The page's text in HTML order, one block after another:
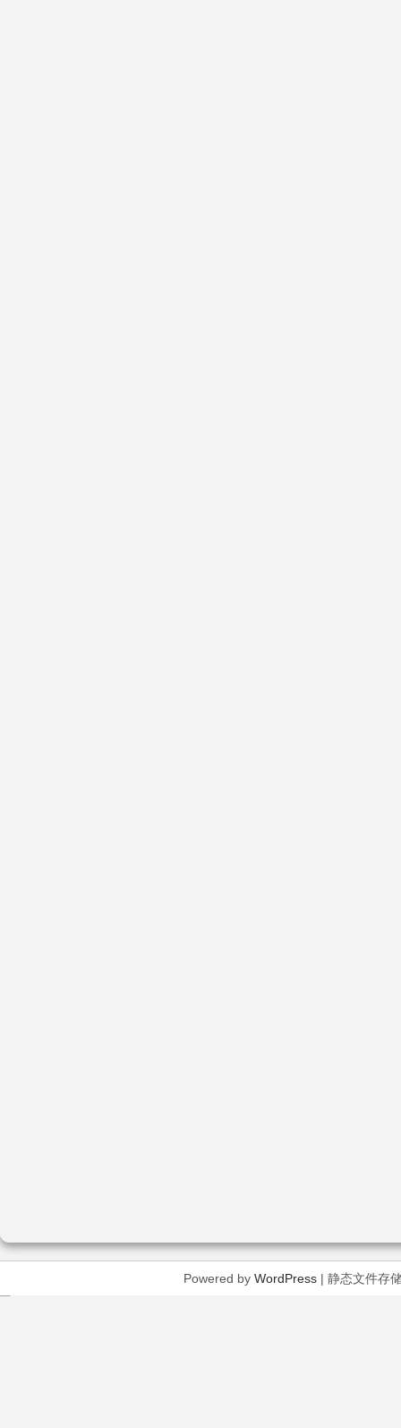
Powered by WordPress| 静态文件存